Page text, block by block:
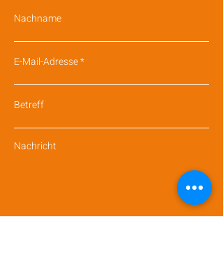
Nachname
E-Mail-Adresse
Betreff
Nachricht